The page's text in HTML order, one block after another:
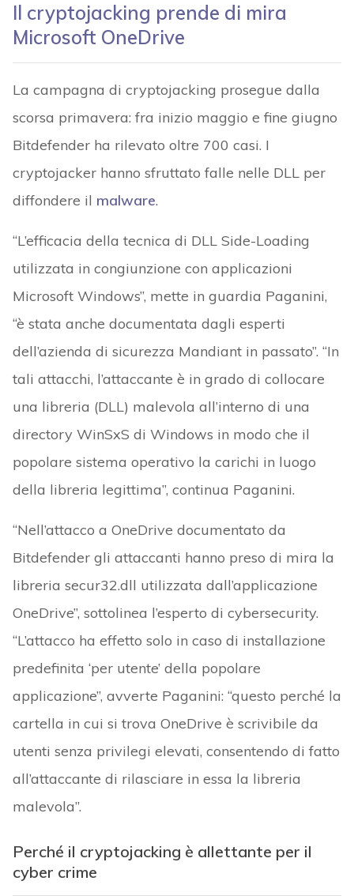
Il cryptojacking prende di mira
Microsoft OneDrive
La campagna di cryptojacking prosegue dalla
scorsa primavera: fra inizio maggio e fine giugno
Bitdefender ha rilevato oltre 700 casi. I
cryptojacker hanno sfruttato falle nelle DLL per
diffondere il malware.
“L’efficacia della tecnica di DLL Side-Loading
utilizzata in congiunzione con applicazioni
Microsoft Windows”, mette in guardia Paganini,
“è stata anche documentata dagli esperti
dell’azienda di sicurezza Mandiant in passato”. “In
tali attacchi, l’attaccante è in grado di collocare
una libreria (DLL) malevola all’interno di una
directory WinSxS di Windows in modo che il
popolare sistema operativo la carichi in luogo
della libreria legittima”, continua Paganini.
“Nell’attacco a OneDrive documentato da
Bitdefender gli attaccanti hanno preso di mira la
libreria secur32.dll utilizzata dall’applicazione
OneDrive”, sottolinea l’esperto di cybersecurity.
“L’attacco ha effetto solo in caso di installazione
predefinita ‘per utente’ della popolare
applicazione”, avverte Paganini: “questo perché la
cartella in cui si trova OneDrive è scrivibile da
utenti senza privilegi elevati, consentendo di fatto
all’attaccante di rilasciare in essa la libreria
malevola”.
Perché il cryptojacking è allettante per il
cyber crime